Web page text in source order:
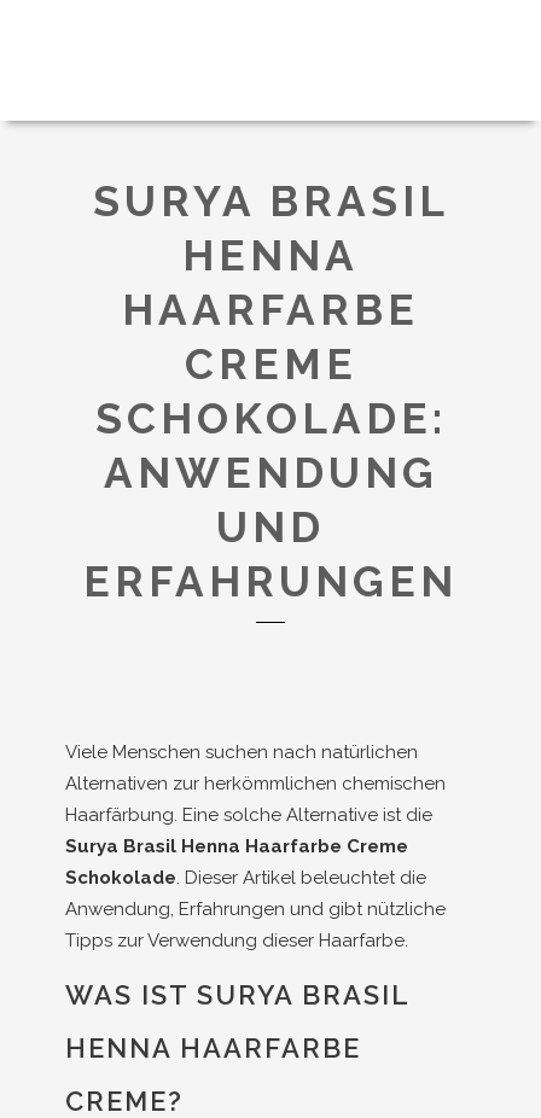
SURYA BRASIL
HENNA
HAARFARBE
CREME
SCHOKOLADE:
ANWENDUNG
UND
ERFAHRUNGEN
Viele Menschen suchen nach natürlichen
Alternativen zur herkömmlichen chemischen
Haarfärbung. Eine solche Alternative ist die
Surya Brasil Henna Haarfarbe Creme
Schokolade. Dieser Artikel beleuchtet die
Anwendung, Erfahrungen und gibt nützliche
Tipps zur Verwendung dieser Haarfarbe.
WAS IST SURYA BRASIL
HENNA HAARFARBE
CREME?